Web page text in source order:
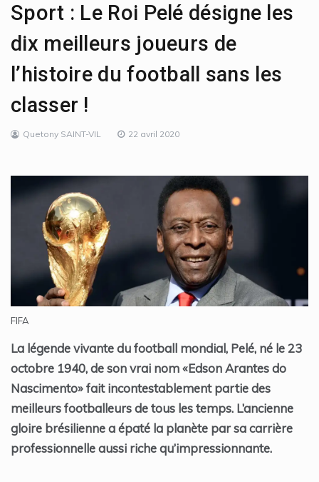
Sport : Le Roi Pelé désigne les
dix meilleurs joueurs de
l’histoire du football sans les
classer !
Quetony SAINT-VIL 22 avril 2020
FIFA
La légende vivante du football mondial, Pelé, né le 23
octobre 1940, de son vrai nom «Edson Arantes do
Nascimento» fait incontestablement partie des
meilleurs footballeurs de tous les temps. L’ancienne
gloire brésilienne a épaté la planète par sa carrière
professionnelle aussi riche qu’impressionnante.